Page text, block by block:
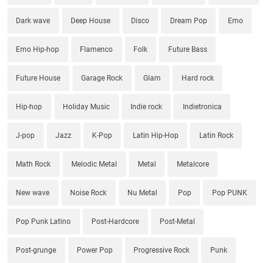
Dark wave Deep House Disco Dream Pop Emo
Emo Hip-hop Flamenco Folk Future Bass
Future House Garage Rock Glam Hard rock
Hip-hop Holiday Music Indie rock Indietronica
J-pop Jazz K-Pop Latin Hip-Hop Latin Rock
Math Rock Melodic Metal Metal Metalcore
New wave Noise Rock Nu Metal Pop Pop PUNK
Pop Punk Latino Post-Hardcore Post-Metal
Post-grunge Power Pop Progressive Rock Punk